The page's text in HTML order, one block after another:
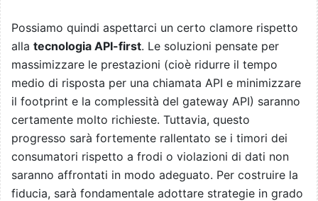
Possiamo quindi aspettarci un certo clamore rispetto
alla tecnologia API-first. Le soluzioni pensate per
massimizzare le prestazioni (cioè ridurre il tempo
medio di risposta per una chiamata API e minimizzare
il footprint e la complessità del gateway API) saranno
certamente molto richieste. Tuttavia, questo
progresso sarà fortemente rallentato se i timori dei
consumatori rispetto a frodi o violazioni di dati non
saranno affrontati in modo adeguato. Per costruire la
fiducia, sarà fondamentale adottare strategie in grado